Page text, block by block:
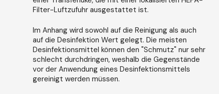
Filter-Luftzufuhr ausgestattet ist.
Im Anhang wird sowohl auf die Reinigung als auch
auf die Desinfektion Wert gelegt. Die meisten
Desinfektionsmittel können den "Schmutz" nur sehr
schlecht durchdringen, weshalb die Gegenstände
vor der Anwendung eines Desinfektionsmittels
gereinigt werden müssen.